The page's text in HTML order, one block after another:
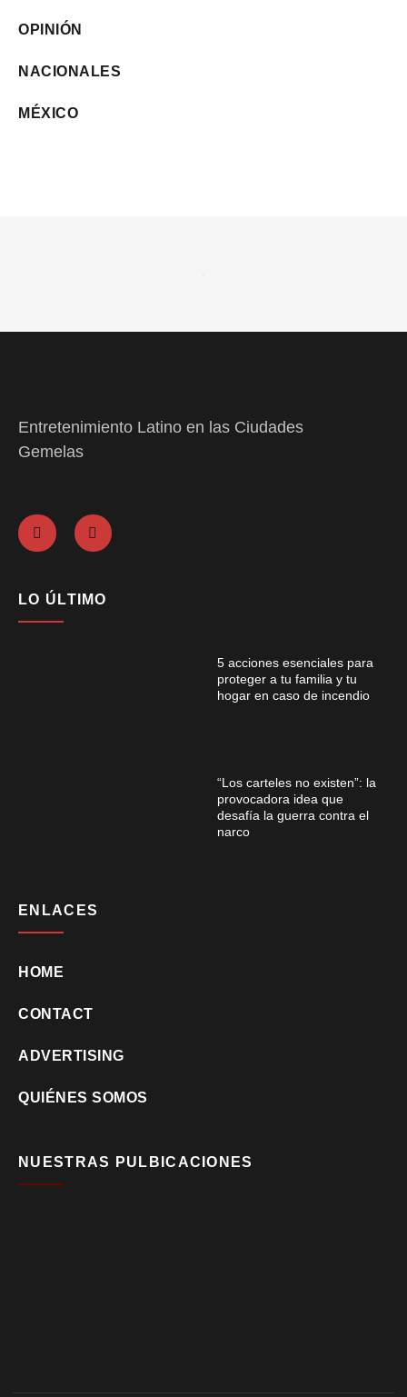
OPINIÓN
NACIONALES
MÉXICO
Entretenimiento Latino en las Ciudades
Gemelas
LO ÚLTIMO
5 acciones esenciales para
proteger a tu familia y tu
hogar en caso de incendio
“Los carteles no existen”: la
provocadora idea que
desafía la guerra contra el
narco
ENLACES
HOME
CONTACT
ADVERTISING
QUIÉNES SOMOS
NUESTRAS PULBICACIONES